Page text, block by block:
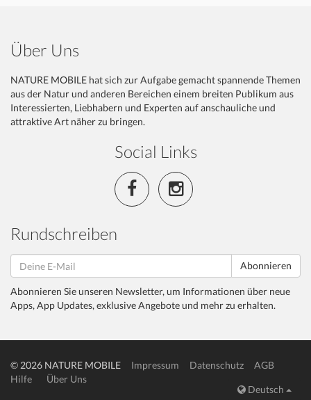
Über Uns
NATURE MOBILE hat sich zur Aufgabe gemacht spannende Themen
aus der Natur und anderen Bereichen einem breiten Publikum aus
Interessierten, Liebhabern und Experten auf anschauliche und
attraktive Art näher zu bringen.
Social Links
Rundschreiben
Abonnieren
Abonnieren Sie unseren Newsletter, um Informationen über neue
Apps, App Updates, exklusive Angebote und mehr zu erhalten.
© 2026 NATURE MOBILE Impressum Datenschutz
AGB
Hilfe
Über Uns
Deutsch